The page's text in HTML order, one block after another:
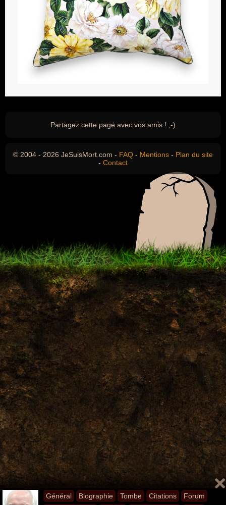
Général Biographie Tombe Citations Forum
Partagez cette page avec vos amis ! ;-)
© 2004 - 2026 JeSuisMort.com - FAQ - Mentions - Plan du site
- Contact